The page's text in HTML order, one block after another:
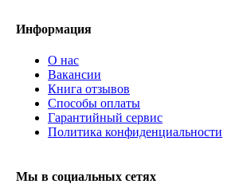
Информация
О нас
Вакансии
Книга отзывов
Способы оплаты
Гарантийный сервис
Политика конфиденциальности
Мы в социальных сетях